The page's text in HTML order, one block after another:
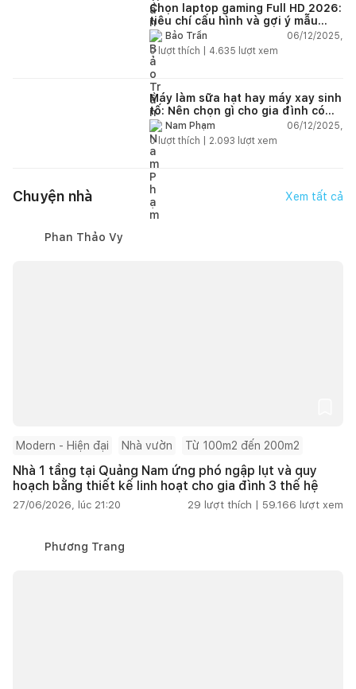
Chọn laptop gaming Full HD 2026:
tiêu chí cấu hình và gợi ý mẫu
đáng mua
Bảo Trần
06/12/2025,
0lượt thích | 4.635 lượt xem
Máy làm sữa hạt hay máy xay sinh
tố: Nên chọn gì cho gia đình có
trẻ nhỏ (2–4 người)?
Nam Phạm
06/12/2025,
0lượt thích | 2.093 lượt xem
Chuyện nhà Xem tất cả
Phan Thảo Vy
Modern - Hiện đại Nhà vườn Từ 100m2 đến 200m2
Nhà 1 tầng tại Quảng Nam ứng phó ngập lụt và quy
hoạch bằng thiết kế linh hoạt cho gia đình 3 thế hệ
27/06/2026, lúc 21:20 29 lượt thích | 59.166 lượt xem
Phương Trang